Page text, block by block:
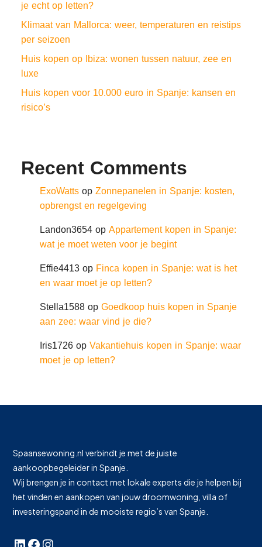
je echt op letten?
Klimaat van Mallorca: weer, temperaturen en reistips
per seizoen
Huis kopen op Ibiza: wonen tussen natuur, zee en
luxe
Huis kopen voor 10.000 euro in Spanje: kansen en
risico’s
Recent Comments
ExoWatts op Zonnepanelen in Spanje: kosten,
opbrengst en regelgeving
Landon3654 op Appartement kopen in Spanje:
wat je moet weten voor je begint
Effie4413 op Finca kopen in Spanje: wat is het
en waar moet je op letten?
Stella1588 op Goedkoop huis kopen in Spanje
aan zee: waar vind je die?
Iris1726 op Vakantiehuis kopen in Spanje: waar
moet je op letten?
Spaansewoning.nl verbindt je met de juiste
aankoopbegeleider in Spanje.
Wij brengen je in contact met lokale experts die je helpen bij
het vinden en aankopen van jouw droomwoning, villa of
investeringspand in de mooiste regio’s van Spanje.